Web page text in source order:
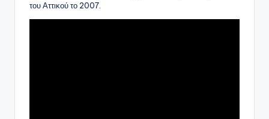
του Αττικού το 2007.